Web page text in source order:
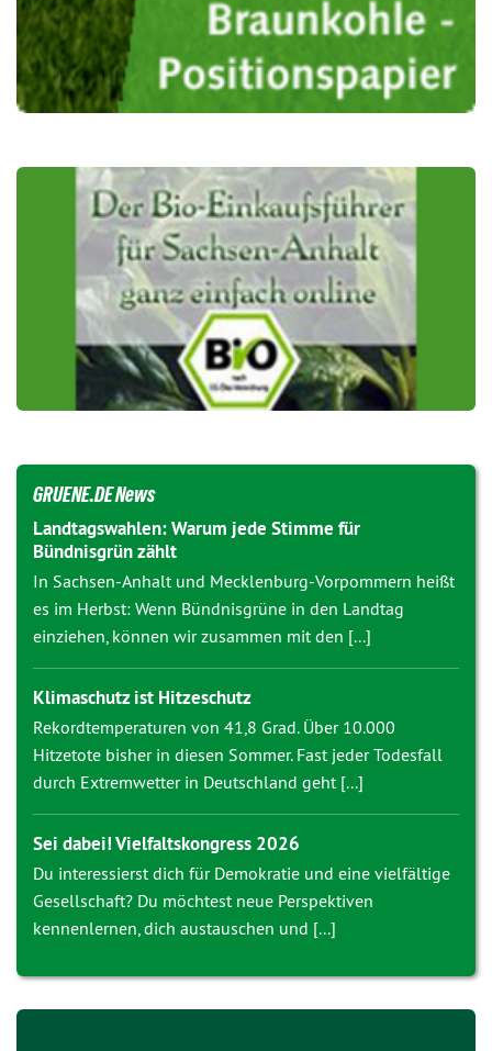
GRUENE.DE News
Landtagswahlen: Warum jede Stimme für
Bündnisgrün zählt
In Sachsen-Anhalt und Mecklenburg-Vorpommern heißt
es im Herbst: Wenn Bündnisgrüne in den Landtag
einziehen, können wir zusammen mit den [...]
Klimaschutz ist Hitzeschutz
Rekordtemperaturen von 41,8 Grad. Über 10.000
Hitzetote bisher in diesen Sommer. Fast jeder Todesfall
durch Extremwetter in Deutschland geht [...]
Sei dabei! Vielfaltskongress 2026
Du interessierst dich für Demokratie und eine vielfältige
Gesellschaft? Du möchtest neue Perspektiven
kennenlernen, dich austauschen und [...]